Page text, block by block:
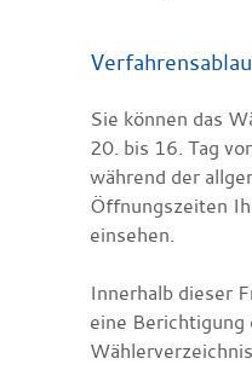
Sie können das
20. bis 16. Tag
während der
Öffnungszeiten
einsehen.
Innerhalb dieser
eine Berichtigung